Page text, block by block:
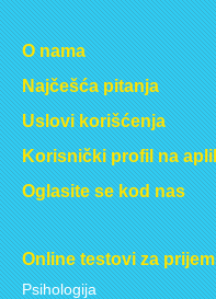
O nama
Najčešća pitanja
Uslovi korišćenja
Korisnički profil na
Oglasite se kod nas
Online testovi za
Psihologija